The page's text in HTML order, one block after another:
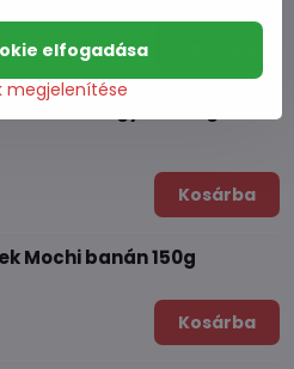
Kosárba
Mochi banán 150g
Kosárba
megjelenítése
elfogadása